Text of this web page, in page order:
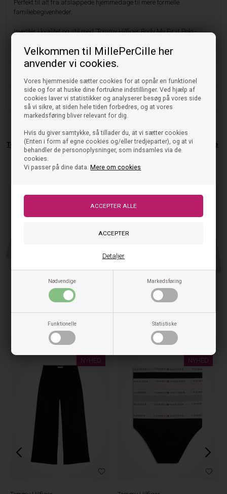
Velkommen til MillePerCille her
anvender vi cookies.
Vores hjemmeside sætter cookies for at opnår en funktionel
side og for at huske dine fortrukne indstillinger. Ved hjælp af
cookies laver vi statistikker og analyserer besøg på vores side
så vi sikre, at siden hele tiden forbedres, og at vores
markedsføring bliver relevant for dig.
Hvis du giver samtykke, så tillader du, at vi sætter cookies
(Enten i form af egne cookies og/eller tredjeparter), og at vi
behandler de personoplysninger, som indsamles via de
cookies.
Vi passer på dine data. Mere om cookies
Nødvendige Markedsføring
Funktionelle Statistiske
Detaljer
Perfekt til alt fra afslappede hjemmedage til mere formelle
familiebegivenheder.
Investér i kvalitet og stil med 'Tommy Hilfiger Body My First Polo -
moderne mode fra en af de mest betroede mærker i tøjindustrien.
Størrelse og pasform
Tommy Hilfiger Polo - Off White
349,95
På lager, klar til levering
Tommy Hilfiger Body - Off White
På lager, klar til levering
Tjek også disse ud
NYHED NYHED